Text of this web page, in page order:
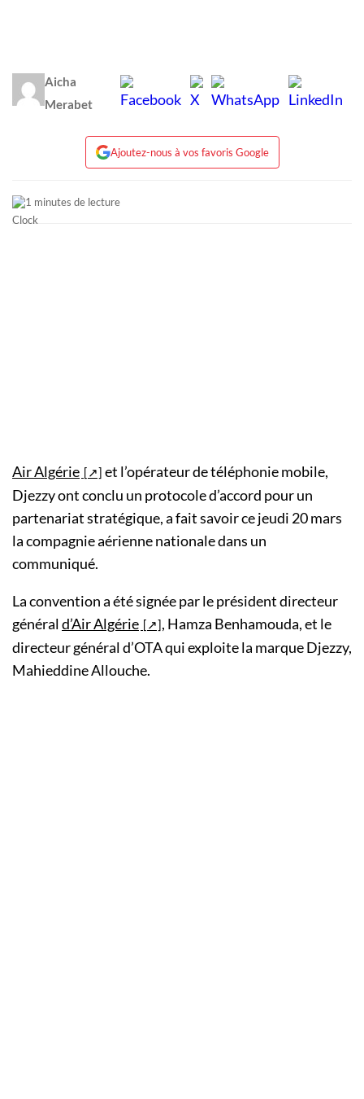
Aicha
Merabet
Ajoutez-nous à vos favoris Google
1 minutes de lecture
Air Algérie
et l’opérateur de téléphonie mobile,
Djezzy ont conclu un protocole d’accord pour un
partenariat stratégique, a fait savoir ce jeudi 20 mars
la compagnie aérienne nationale dans un
communiqué.
La convention a été signée par le président directeur
générald’Air Algérie
, Hamza Benhamouda, et le
directeur général d’OTA qui exploite la marque Djezzy,
Mahieddine Allouche.